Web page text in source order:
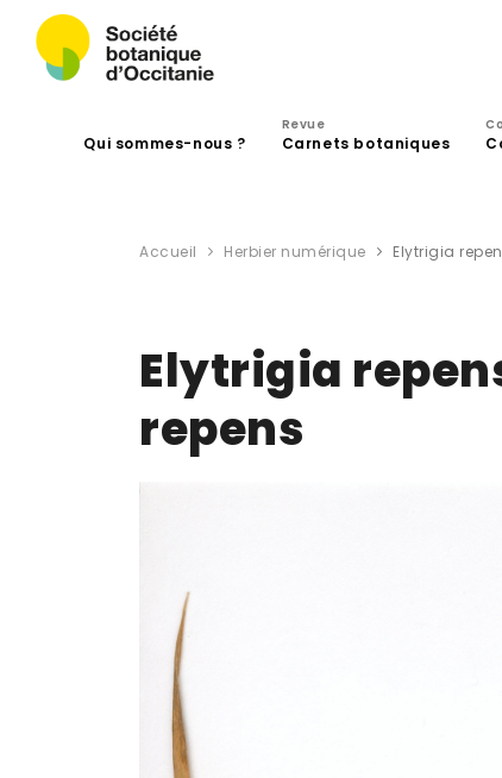
Qui sommes-nous ?
Revue
Carnets botaniques
Accueil Herbier numérique Elytrigia
Elytrigia
repens